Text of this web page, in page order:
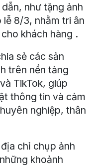
như tặng ảnh
8/3, nhằm tri ân
khách hàng .
sẻ các sản
trên nền tảng
TikTok, giúp
thông tin và cảm
nghiệp, thân
chỉ chụp ảnh
khoảnh